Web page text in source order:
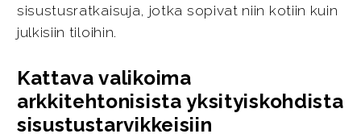
sisustusratkaisuja, jotka sopivat niin kotiin kuin
julkisiin tiloihin.
Kattava valikoima
arkkitehtonisista yksityiskohdista
sisustustarvikkeisiin